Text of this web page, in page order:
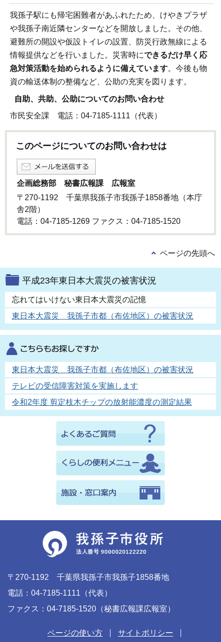
我孫子駅にも帰宅困難者があふれたため、けやきプラザ
や我孫子南近隣センターなどを開放しました。その他、
避難所の開設や仮設トイレの設置、防災行政無線による
情報提供などを行いました。災害時にできるだけ早く応
急対策活動を始められるように備えています。今後も物
資の輸送体制の整備など、公助の充実を図ります。
自助、共助、公助についてのお問い合わせ
市民安全課 電話：04-7185-1111（代表）
このページについてのお問い合わせは
企画総務部 秘書広報課 広報室
〒270-1192 千葉県我孫子市我孫子1858番地（本庁
舎2階）
電話：04-7185-1269 ファクス：04-7185-1520
ページの先頭へ
平成23年東日本大震災の被害状況
忘れてはいけない東日本大震災の記憶
東日本大震災 我孫子市都（布佐地区）の被害状況
東日本大震災 我孫子市都（布佐地区）の被害状況
テレビの受信障害対策を実施します
令和2年度 剪定枝木チップの放射能濃度の測定結果
〒270-1192 千葉県我孫子市我孫子1858番地
電話：04-7185-1111（代表）
ファクス：04-7185-1520（秘書広報課広報室）
ページの使い方
サイトポリシー